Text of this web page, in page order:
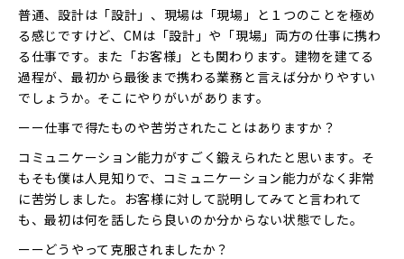
普通、設計は「設計」、現場は「現場」と１つのことを極め
る感じですけど、CMは「設計」や「現場」両方の仕事に携わ
る仕事です。また「お客様」とも関わります。建物を建てる
過程が、最初から最後まで携わる業務と言えば分かりやすい
でしょうか。そこにやりがいがあります。
ーー仕事で得たものや苦労されたことはありますか？
コミュニケーション能力がすごく鍛えられたと思います。そ
もそも僕は人見知りで、コミュニケーション能力がなく非常
に苦労しました。お客様に対して説明してみてと言われて
も、最初は何を話したら良いのか分からない状態でした。
ーーどうやって克服されましたか？